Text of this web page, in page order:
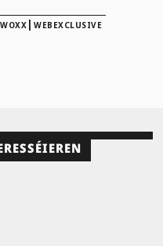
|WEBEXCLUSIVE